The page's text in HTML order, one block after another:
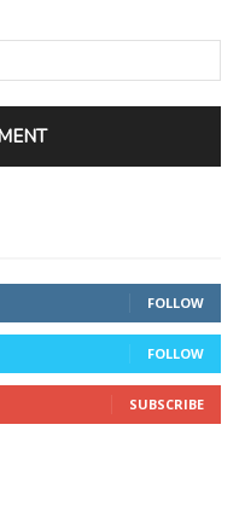
FOLLOW
FOLLOW
SUBSCRIBE